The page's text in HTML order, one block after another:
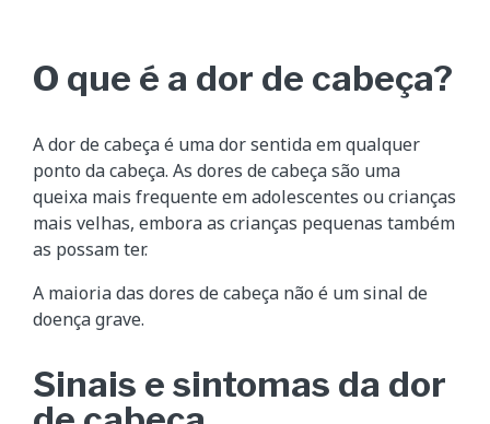
O que é a dor de cabeça?
A dor de cabeça é uma dor sentida em qualquer
ponto da cabeça. As dores de cabeça são uma
queixa mais frequente em adolescentes ou crianças
mais velhas, embora as crianças pequenas também
as possam ter.
A maioria das dores de cabeça não é um sinal de
doença grave.
Sinais e sintomas da dor